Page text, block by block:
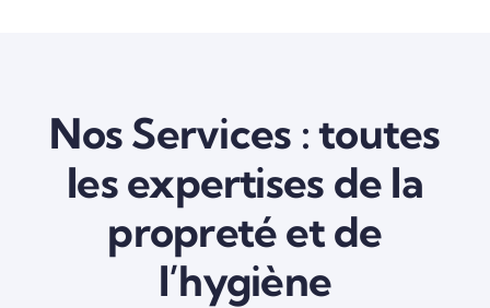
Nos Services : toutes
les expertises de la
propreté et de
l’hygiène